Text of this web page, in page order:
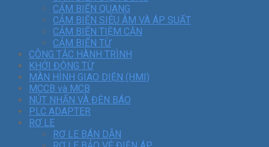
CẢM BIẾN QUANG
CẢM BIẾN SIÊU ÂM VÀ ÁP SUẤT
CẢM BIẾN TIỆM CẬN
CẢM BIẾN TỪ
CÔNG TẮC HÀNH TRÌNH
KHỞI ĐỘNG TỪ
MÀN HÌNH GIAO DIỆN (HMI)
MCCB và MCB
NÚT NHẤN VÀ ĐÈN BÁO
PLC ADAPTER
RƠ LE
RƠ LE BÁN DẪN